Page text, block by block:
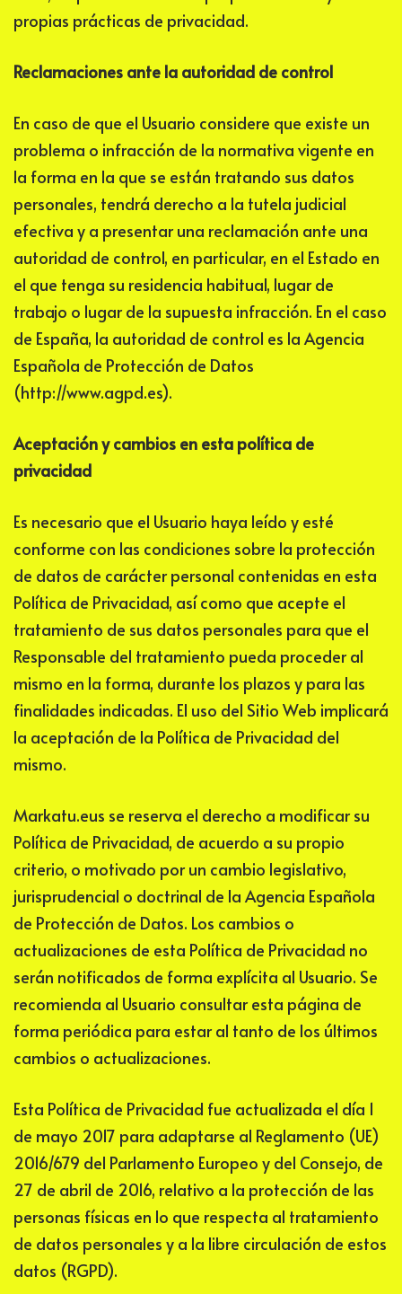
propias prácticas de privacidad.
Reclamaciones ante la autoridad de control
En caso de que el Usuario considere que existe un
problema o infracción de la normativa vigente en
la forma en la que se están tratando sus datos
personales, tendrá derecho a la tutela judicial
efectiva y a presentar una reclamación ante una
autoridad de control, en particular, en el Estado en
el que tenga su residencia habitual, lugar de
trabajo o lugar de la supuesta infracción. En el caso
de España, la autoridad de control es la Agencia
Española de Protección de Datos
(http://www.agpd.es).
Aceptación y cambios en esta política de
privacidad
Es necesario que el Usuario haya leído y esté
conforme con las condiciones sobre la protección
de datos de carácter personal contenidas en esta
Política de Privacidad, así como que acepte el
tratamiento de sus datos personales para que el
Responsable del tratamiento pueda proceder al
mismo en la forma, durante los plazos y para las
finalidades indicadas. El uso del Sitio Web implicará
la aceptación de la Política de Privacidad del
mismo.
Markatu.eus se reserva el derecho a modificar su
Política de Privacidad, de acuerdo a su propio
criterio, o motivado por un cambio legislativo,
jurisprudencial o doctrinal de la Agencia Española
de Protección de Datos. Los cambios o
actualizaciones de esta Política de Privacidad no
serán notificados de forma explícita al Usuario. Se
recomienda al Usuario consultar esta página de
forma periódica para estar al tanto de los últimos
cambios o actualizaciones.
Esta Política de Privacidad fue actualizada el día 1
de mayo 2017 para adaptarse al Reglamento (UE)
2016/679 del Parlamento Europeo y del Consejo, de
27 de abril de 2016, relativo a la protección de las
personas físicas en lo que respecta al tratamiento
de datos personales y a la libre circulación de estos
datos (RGPD).